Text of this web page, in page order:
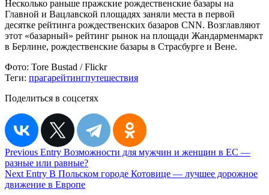
Несколько раньше пражские рождественские базары на
Главной и Вацлавской площадях заняли места в первой
десятке рейтинга рождественских базаров СNN. Возглавляют
этот «базарный» рейтинг рынок на площади Жандарменмаркт
в Берлине, рождественские базары в Страсбурге и Вене.
Фото: Tore Bustad / Flickr
Теги: прагарейтингпутешествия
Поделиться в соцсетях
Навигация
по
записям
Previous Entry Возможности для мужчин и женщин в ЕС —
разные или равные?
Next Entry В Польском городе Котовице — лучшее дорожное
движение в Европе